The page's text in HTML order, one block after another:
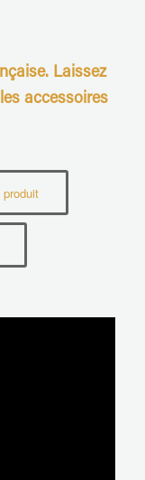
Laissez
accessoires
produit